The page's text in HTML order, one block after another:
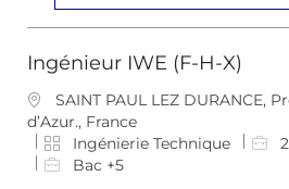
Sauvegarder Ingénieur Risques
Ingénieur IWE (F-H-X)
E
m
SAINT PAUL LEZ DURANCE,
d’Azur., France
C
a
Ingénierie Technique
I
Bac +5